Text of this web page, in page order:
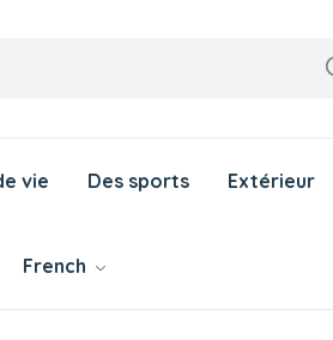
vie Des sports Extérieur
French